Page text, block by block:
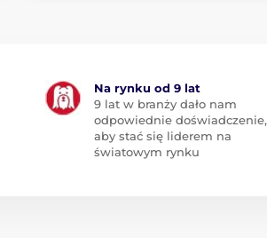
Na rynku od 9 lat
9 lat w branży dało nam
odpowiednie doświadczenie,
aby stać się liderem na
światowym rynku